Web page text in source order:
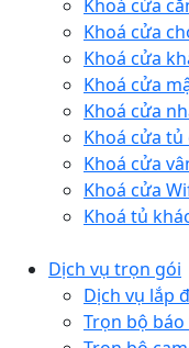
Khoá cửa
Khoá cửa
Khoá cửa
Khoá cửa
Khoá cửa
Khoá cửa tủ
Khoá cửa
Khoá cửa
Khoá tủ
Dịch vụ trọn gói
Dịch vụ lắp
Trọn bộ